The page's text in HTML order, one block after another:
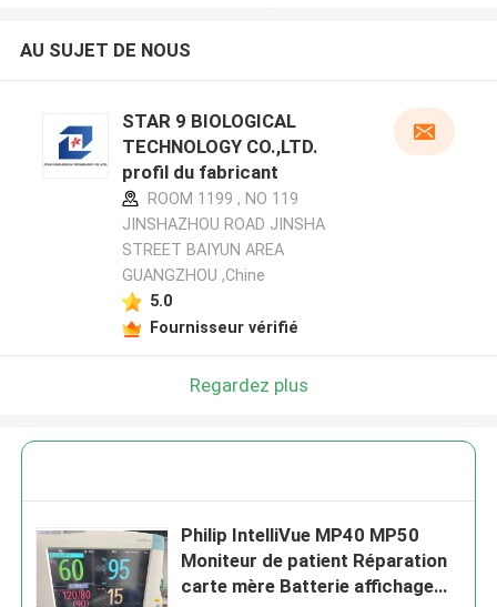
AU SUJET DE NOUS
STAR 9 BIOLOGICAL
TECHNOLOGY CO.,LTD.
profil du fabricant
ROOM 1199 , NO 119
JINSHAZHOU ROAD JINSHA
STREET BAIYUN AREA
GUANGZHOU ,Chine
5.0
Fournisseur vérifié
Regardez plus
Philip IntelliVue MP40 MP50
Moniteur de patient Réparation
carte mère Batterie affichage